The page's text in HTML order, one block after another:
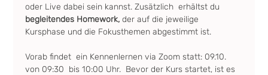
oder Live dabei sein kannst. Zusätzlich  erhältst du
begleitendes Homework, der auf die jeweilige
Kursphase und die Fokusthemen abgestimmt ist.
Vorab findet  ein Kennenlernen via Zoom statt: 09.10.
von 09:30  bis 10:00 Uhr.  Bevor der Kurs startet, ist es